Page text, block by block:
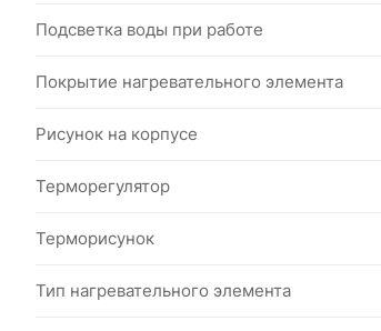
Подсветка воды при работе
Покрытие нагревательного элемента
Рисунок на корпусе
Терморегулятор
Терморисунок
Тип нагревательного элемента